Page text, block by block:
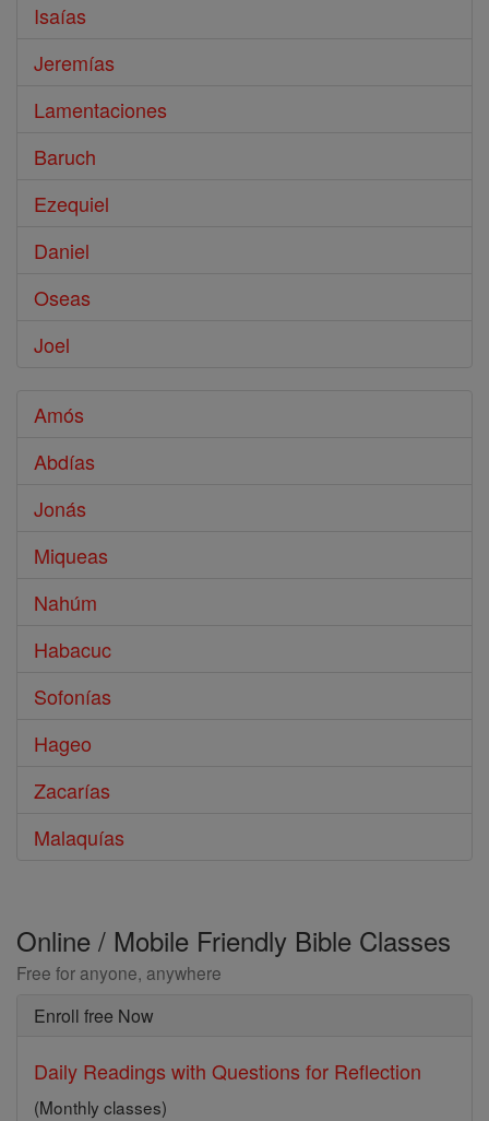
Isaías
Jeremías
Lamentaciones
Baruch
Ezequiel
Daniel
Oseas
Joel
Amós
Abdías
Jonás
Miqueas
Nahúm
Habacuc
Sofonías
Hageo
Zacarías
Malaquías
Online / Mobile Friendly Bible Classes
Free for anyone, anywhere
Enroll free Now
Daily Readings with Questions for Reflection
(Monthly classes)